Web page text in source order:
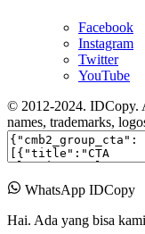
Facebook
Instagram
Twitter
YouTube
© 2012-2024. IDCopy.
names, trademarks,
WhatsApp IDCopy
Hai. Ada yang bisa